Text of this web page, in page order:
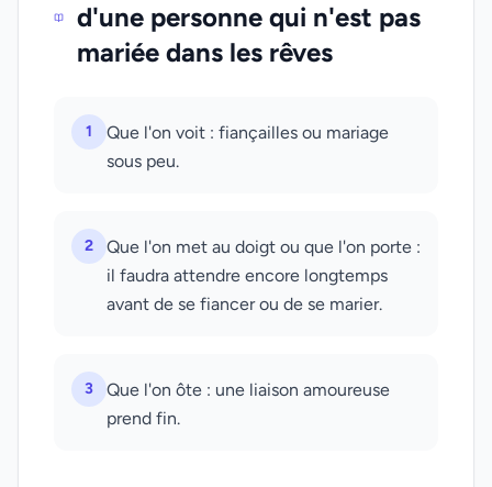
d'une personne qui n'est pas
mariée dans les rêves
1
Que l'on voit : fiançailles ou mariage
sous peu.
2
Que l'on met au doigt ou que l'on porte :
il faudra attendre encore longtemps
avant de se fiancer ou de se marier.
3
Que l'on ôte : une liaison amoureuse
prend fin.